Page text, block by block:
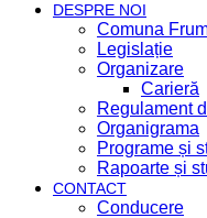
DESPRE NOI
Comuna
Legislație
Organizare
Carieră
Regulament
Organigrama
Programe și
Rapoarte și
CONTACT
Conducere